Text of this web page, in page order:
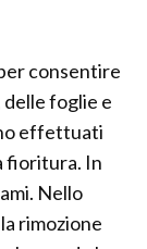
consentire
foglie e
effettuati
fioritura. In
Nello
rimozione